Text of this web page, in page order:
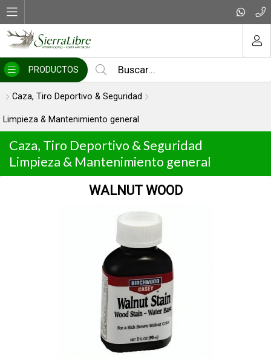
PRODUCTOS
Caza, Tiro Deportivo & Seguridad
Limpieza & Mantenimiento general
Caza, Tiro Deportivo & Seguridad
Limpieza & Mantenimiento general
1 PIEZA 36″ - 22 -.284 Cal